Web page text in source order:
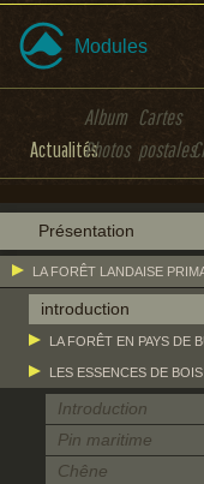
Modules
Actualités
Album
Photos
Cartes
postales
Présentation
LA FORÊT LANDAISE
introduction
LA FORÊT EN PAYS DE
LES ESSENCES DE
Introduction
Pin maritime
Chêne